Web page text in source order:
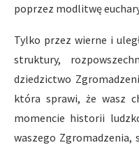
poprzez modlitwę
Tylko przez wierne i
struktury,
dziedzictwo
która sprawi, że wasz
momencie historii
waszego Zgromadzenia,